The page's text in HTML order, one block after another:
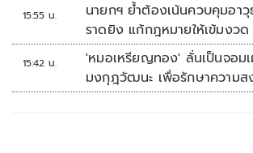
15:55 น.
นายกฯ ย้ำต้องเน้นควบคุมอา
ราดยิง แก้กฎหมายให้เข้มงว
เพิ่ม
15:42 น.
'หมอเหรียญทอง' ลั่นเป็นจอม
มงกุฎวัฒนะ เพื่อรักษาความ
ภายในรพ.